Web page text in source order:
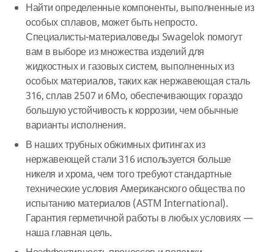
Найти определенные компоненты, выполненные из
особых сплавов, может быть непросто.
Специалисты-материаловеды Swagelok помогут
вам в выборе из множества изделий для
жидкостных и газовых систем, выполненных из
особых материалов, таких как нержавеющая сталь
316, сплав 2507 и 6Mo, обеспечивающих гораздо
большую устойчивость к коррозии, чем обычные
варианты исполнения.
В наших трубных обжимных фитингах из
нержавеющей стали 316 используется больше
никеля и хрома, чем того требуют стандартные
технические условия Американского общества по
испытанию материалов (ASTM International).
Гарантия герметичной работы в любых условиях —
наша главная цель.